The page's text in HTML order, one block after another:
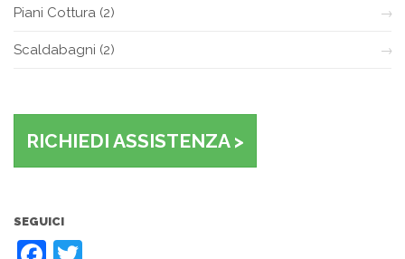
Piani Cottura (2)
Scaldabagni (2)
RICHIEDI ASSISTENZA >
SEGUICI